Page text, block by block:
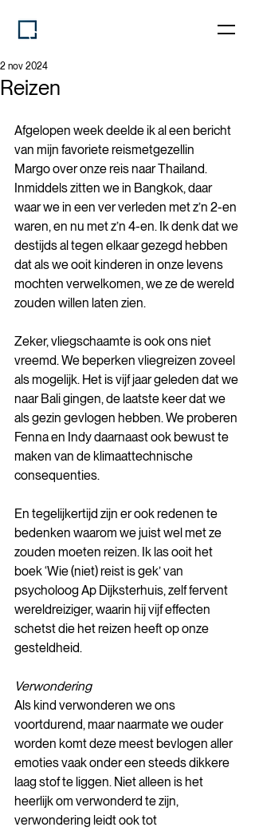
Reizen
2 nov 2024
Afgelopen week deelde ik al een bericht
van mijn favoriete reismetgezellin
Margo over onze reis naar Thailand.
Inmiddels zitten we in Bangkok, daar
waar we in een ver verleden met z’n 2-en
waren, en nu met z’n 4-en. Ik denk dat we
destijds al tegen elkaar gezegd hebben
dat als we ooit kinderen in onze levens
mochten verwelkomen, we ze de wereld
zouden willen laten zien.
Zeker, vliegschaamte is ook ons niet
vreemd. We beperken vliegreizen zoveel
als mogelijk. Het is vijf jaar geleden dat we
naar Bali gingen, de laatste keer dat we
als gezin gevlogen hebben. We proberen
Fenna en Indy daarnaast ook bewust te
maken van de klimaattechnische
consequenties.
En tegelijkertijd zijn er ook redenen te
bedenken waarom we juist wel met ze
zouden moeten reizen. Ik las ooit het
boek ‘Wie (niet) reist is gek’ van
psycholoog Ap Dijksterhuis, zelf fervent
wereldreiziger, waarin hij vijf effecten
schetst die het reizen heeft op onze
gesteldheid.
Verwondering
Als kind verwonderen we ons
voortdurend, maar naarmate we ouder
worden komt deze meest bevlogen aller
emoties vaak onder een steeds dikkere
laag stof te liggen. Niet alleen is het
heerlijk om verwonderd te zijn,
verwondering leidt ook tot